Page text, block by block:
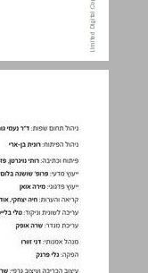
תכן הענינים ... 3